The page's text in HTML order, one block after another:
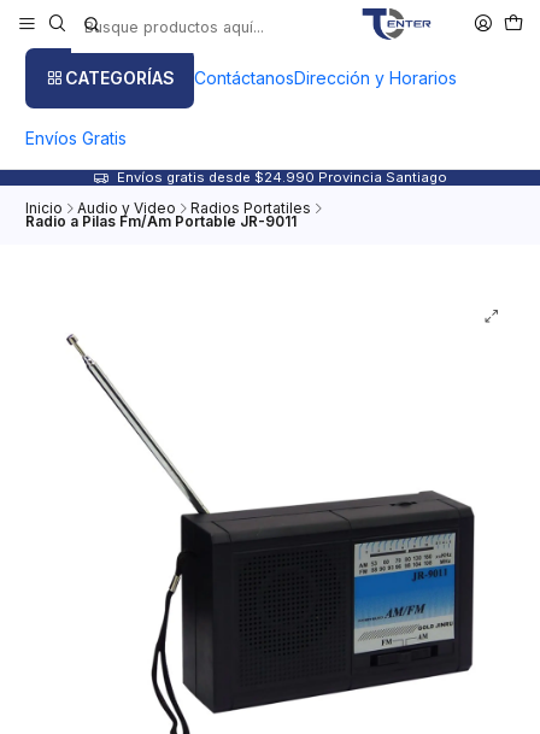
CATEGORÍAS ContáctanosDirección y Horarios
Envíos Gratis
Envíos gratis desde $24.990 Provincia Santiago
Inicio Audio y Video Radios Portatiles
Radio a Pilas Fm/Am Portable JR-9011